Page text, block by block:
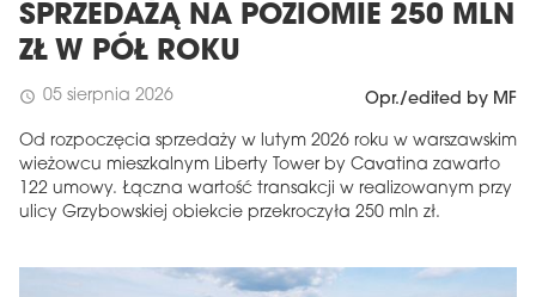
SPRZEDAŻĄ NA POZIOMIE 250 MLN
ZŁ W PÓŁ ROKU
schedule 05 sierpnia 2026 Opr./edited by MF
Od rozpoczęcia sprzedaży w lutym 2026 roku w warszawskim
wieżowcu mieszkalnym Liberty Tower by Cavatina zawarto
122 umowy. Łączna wartość transakcji w realizowanym przy
ulicy Grzybowskiej obiekcie przekroczyła 250 mln zł.